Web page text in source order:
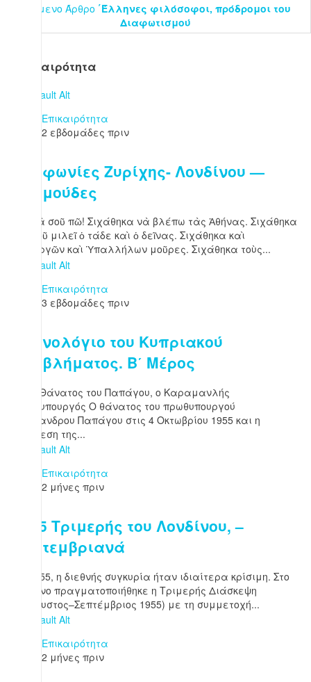
Επόμενο Άρθρο ΄Έλληνες φιλόσοφοι, πρόδρομοι του
Διαφωτισμού
Επικαιρότητα
Επικαιρότητα
2 εβδομάδες πριν
Συμφωνίες Ζυρίχης- Λονδίνου —
Βερμούδες
«Τί νὰ σοῦ πῶ! Σιχάθηκα νὰ βλέπω τὰς Ἀθήνας. Σιχάθηκα
νὰ μοῦ μιλεῖ ὁ τάδε καὶ ὁ δεῖνας. Σιχάθηκα καὶ
Ὑπουργῶν καὶ Ὑπαλλήλων μοῦρες. Σιχάθηκα τοὺς...
Επικαιρότητα
3 εβδομάδες πριν
Χρονολόγιο του Κυπριακού
Προβλήματος. Β΄ Μέρος
1955 Θάνατος του Παπάγου, ο Καραμανλής
πρωθυπουργός Ο θάνατος του πρωθυπουργού
Αλέξανδρου Παπάγου στις 4 Οκτωβρίου 1955 και η
ανάθεση της...
Επικαιρότητα
2 μήνες πριν
1955 Τριμερής του Λονδίνου, –
Σεπτεμβριανά
Το 1955, η διεθνής συγκυρία ήταν ιδιαίτερα κρίσιμη. Στο
Λονδίνο πραγματοποιήθηκε η Τριμερής Διάσκεψη
(Αύγουστος–Σεπτέμβριος 1955) με τη συμμετοχή...
Επικαιρότητα
2 μήνες πριν